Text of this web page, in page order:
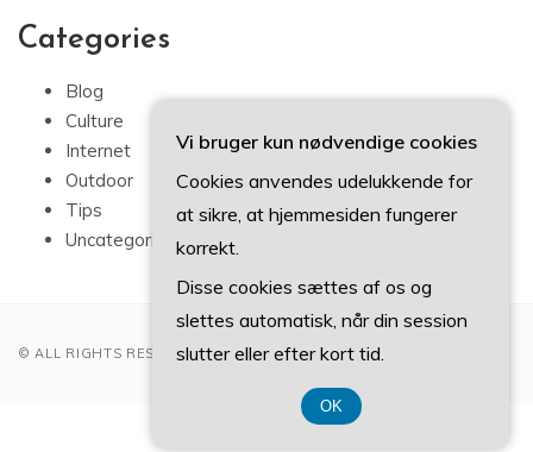
Categories
Blog
Culture
Internet
Outdoor
Tips
Uncategorized
© ALL RIGHTS RESERVED 2022
Vi bruger kun nødvendige cookies
Cookies anvendes udelukkende for
at sikre, at hjemmesiden fungerer
korrekt.
Disse cookies sættes af os og
slettes automatisk, når din session
slutter eller efter kort tid.
OK